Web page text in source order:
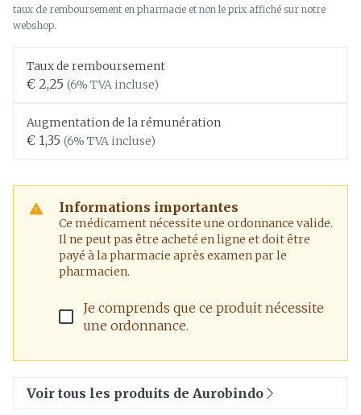
taux de remboursement en pharmacie et non le prix affiché sur notre
webshop.
Taux de remboursement
€ 2,25 (6% TVA incluse)
Augmentation de la rémunération
€ 1,35 (6% TVA incluse)
Informations importantes
Ce médicament nécessite une ordonnance valide.
Il ne peut pas être acheté en ligne et doit être
payé à la pharmacie après examen par le
pharmacien.
Je comprends que ce produit nécessite
une ordonnance.
Voir tous les produits de Aurobindo